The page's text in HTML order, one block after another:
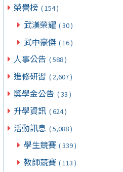
榮譽榜 ( 154 )
武漢榮耀 ( 30 )
武中豪傑 ( 16 )
人事公告 ( 588 )
進修研習 ( 2,607 )
獎學金公告 ( 33 )
升學資訊 ( 624 )
活動訊息 ( 5,088 )
學生競賽 ( 339 )
教師競賽 ( 113 )